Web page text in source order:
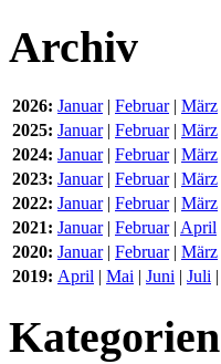
Archiv
2026: Januar| Februar| März
2025: Januar| Februar| März
2024: Januar| Februar| März
2023: Januar| Februar| März
2022: Januar| Februar| März
2021: Januar| Februar| April
2020: Januar| Februar| März
2019: April | Mai | Juni | Juli |
Kategorien